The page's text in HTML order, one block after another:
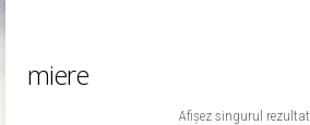
miere
Afișez singurul rezultat